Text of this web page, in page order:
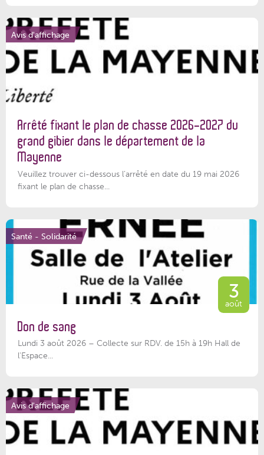
Avis d'affichage
Arrêté fixant le plan de chasse 2026-2027 du
grand gibier dans le département de la
Mayenne
Veuillez trouver ci-dessous l’arrêté en date du 19 mai 2026
fixant le plan de chasse...
Santé - Solidarité
3
août
Don de sang
Lundi 3 août 2026 – Collecte sur RDV. de 15h à 19h Hall de
l'Espace...
Avis d'affichage